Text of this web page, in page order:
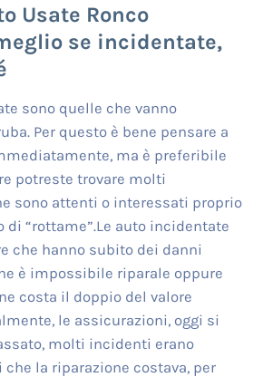
Usate Ronco
se incidentate,
sono quelle che vanno
Per questo è bene pensare a
ma è preferibile
potreste trovare molti
sono attenti o interessati proprio
di “rottame”.Le auto incidentate
che hanno subito dei danni
è impossibile riparale oppure
costa il doppio del valore
le assicurazioni, oggi si
molti incidenti erano
la riparazione costava, per